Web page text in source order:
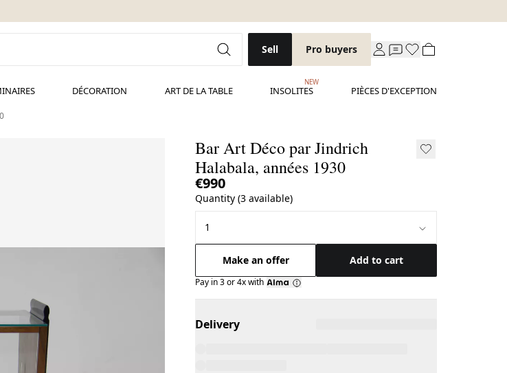
Sell Pro buyers
DÉCORATION ART DE LA TABLE INSOLITES
NEW
PIÈCES D'EXCEPTION
Bar Art Déco par Jindrich
Halabala, années 1930
€990
Quantity (3 available)
Make an offer Add to cart
Pay in 3 or 4x with
Delivery